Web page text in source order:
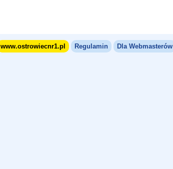
www.ostrowiecnr1.pl Regulamin Dla Webmasterów